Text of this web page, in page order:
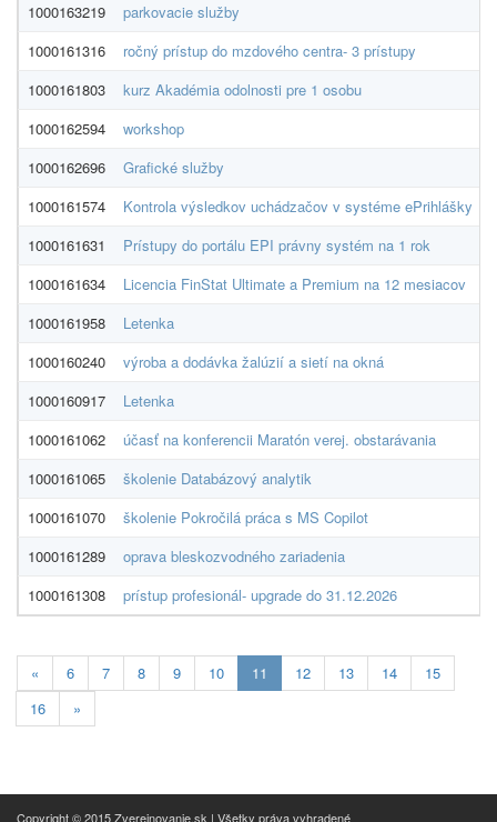
1000163219
parkovacie služby
1000161316
ročný prístup do mzdového centra- 3 prístupy
1000161803
kurz Akadémia odolnosti pre 1 osobu
1000162594
workshop
1000162696
Grafické služby
1000161574
Kontrola výsledkov uchádzačov v systéme ePrihlášky
1000161631
Prístupy do portálu EPI právny systém na 1 rok
1000161634
Licencia FinStat Ultimate a Premium na 12 mesiacov
1000161958
Letenka
1000160240
výroba a dodávka žalúzií a sietí na okná
1000160917
Letenka
1000161062
účasť na konferencii Maratón verej. obstarávania
1000161065
školenie Databázový analytik
1000161070
školenie Pokročilá práca s MS Copilot
1000161289
oprava bleskozvodného zariadenia
1000161308
prístup profesionál- upgrade do 31.12.2026
« 6 7 8 9 10 11 Aktualna-
stranka
12 13 14
15
16
»
Copyright © 2015 Zverejnovanie.sk | Všetky práva vyhradené